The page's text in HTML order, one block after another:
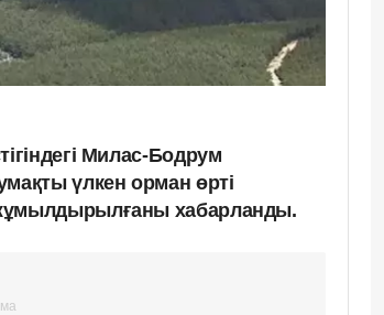
Милас-Бодрум
үлкен орман өрті
хабарланды.